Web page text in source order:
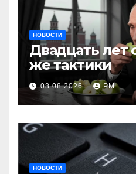
НОВОСТИ
Двадцать лет
же тактики
08.08.2026 РМ
НОВОСТИ